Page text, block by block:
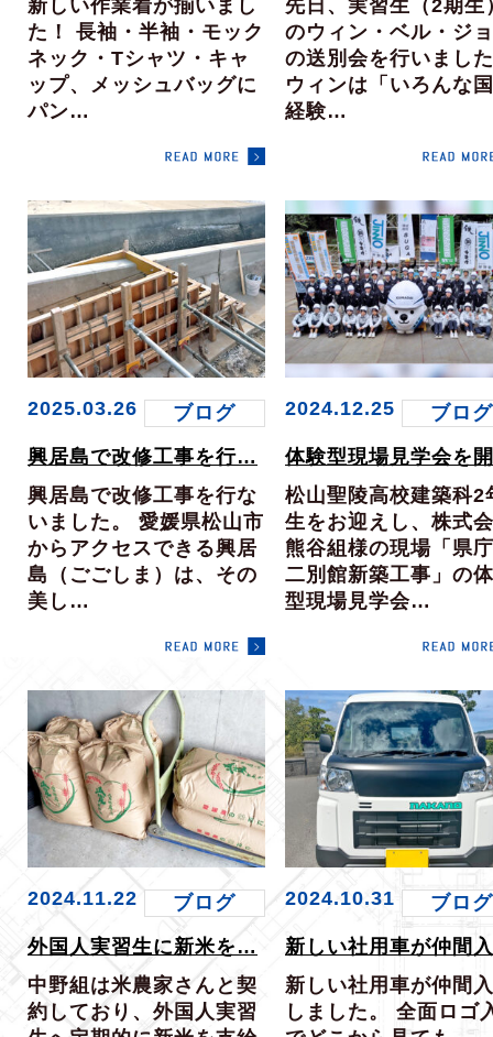
新しい作業着が揃いまし
た！ 長袖・半袖・モック
ネック・Tシャツ・キャ
ップ、メッシュバッグに
パン…
先日、実習生（2期生
のウィン・ベル・ジ
の送別会を行いまし
ウィンは「いろんな
経験…
2025.03.26
ブログ
興居島で改修工事を行…
興居島で改修工事を行な
いました。 愛媛県松山市
からアクセスできる興居
島（ごごしま）は、その
美し…
2024.12.25
ブログ
体験型現場見学会を
松山聖陵高校建築科2
生をお迎えし、株式
熊谷組様の現場「県
二別館新築工事」の
型現場見学会…
2024.11.22
ブログ
外国人実習生に新米を…
中野組は米農家さんと契
約しており、外国人実習
2024.10.31
ブログ
新しい社用車が仲間
新しい社用車が仲間
しました。 全面ロゴ